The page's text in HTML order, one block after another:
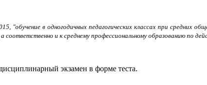
"обучение в одногодичных педагогических классах при средних
и к среднему профессиональному образованию по
экзамен в форме теста.